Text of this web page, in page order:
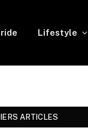
Lifestyle
ARTICLES